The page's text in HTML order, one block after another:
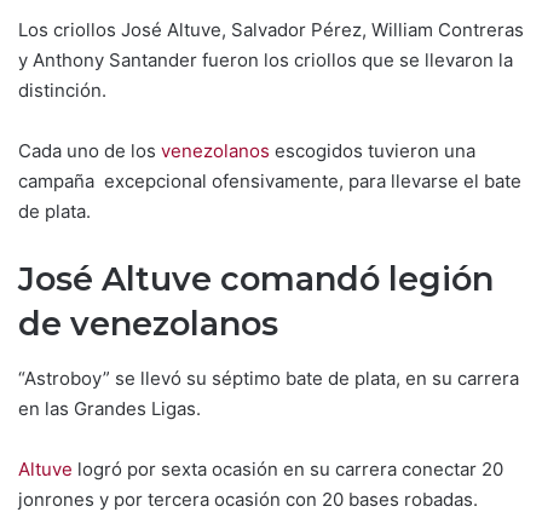
Los criollos José Altuve, Salvador Pérez, William Contreras
y Anthony Santander fueron los criollos que se llevaron la
distinción.
Cada uno de los venezolanos escogidos tuvieron una
campaña excepcional ofensivamente, para llevarse el bate
de plata.
José Altuve comandó legión
de venezolanos
“Astroboy” se llevó su séptimo bate de plata, en su carrera
en las Grandes Ligas.
Altuve logró por sexta ocasión en su carrera conectar 20
jonrones y por tercera ocasión con 20 bases robadas.